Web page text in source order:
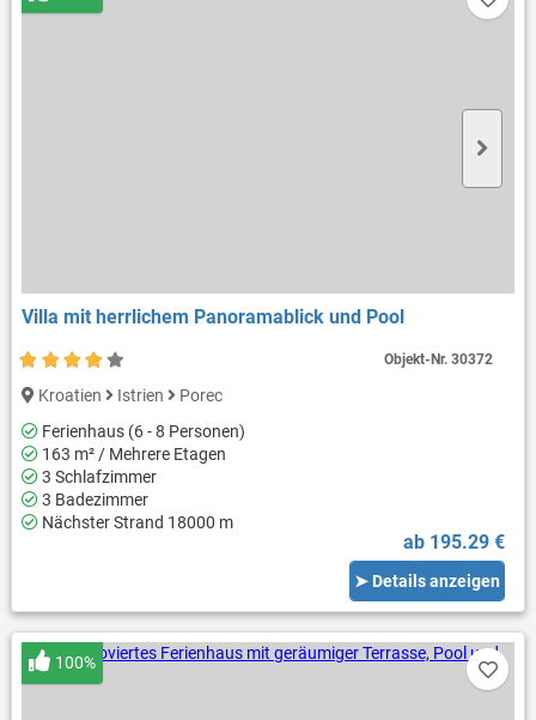
Villa mit herrlichem Panoramablick und Pool
Kroatien Istrien
Porec
Ferienhaus (6 - 8 Personen)
163 m² / Mehrere Etagen
3 Schlafzimmer
3 Badezimmer
Nächster Strand 18000 m
ab 195.29 €
➤ Details anzeigen
Objekt-Nr.30372
100%